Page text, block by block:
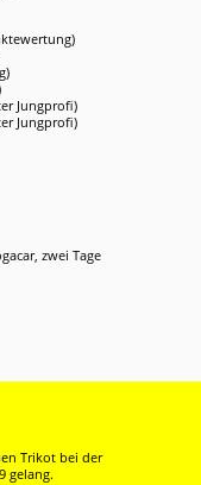
Jungprofi)
Jungprofi)
zwei Tage
Trikot bei der
gelang.